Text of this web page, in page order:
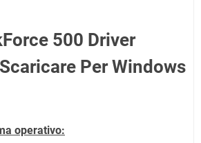
500 Driver
Per Windows
operativo: